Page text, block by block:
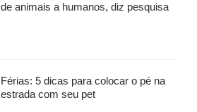
de animais a humanos, diz pesquisa
Férias: 5 dicas para colocar o pé na
estrada com seu pet